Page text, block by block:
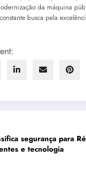
da máquina
busca pela
segurança para
e tecnologia